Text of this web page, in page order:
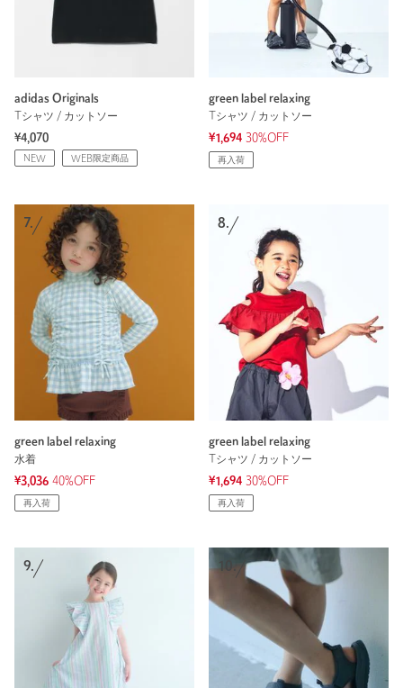
adidas Originals
Tシャツ / カットソー
¥4,070
NEW WEB限定商品
green label relaxing
Tシャツ / カットソー
¥1,694 30%OFF
再入荷
7.
green label relaxing
水着
¥3,036 40%OFF
再入荷
8.
green label relaxing
Tシャツ / カットソー
¥1,694 30%OFF
再入荷
9. 10.